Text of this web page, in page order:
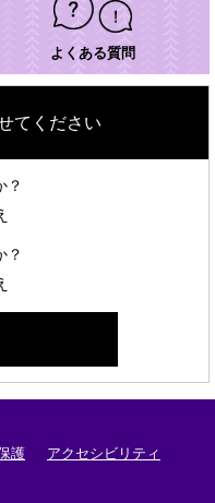
よくある質問
てください
？
？
護 アクセシビリティ